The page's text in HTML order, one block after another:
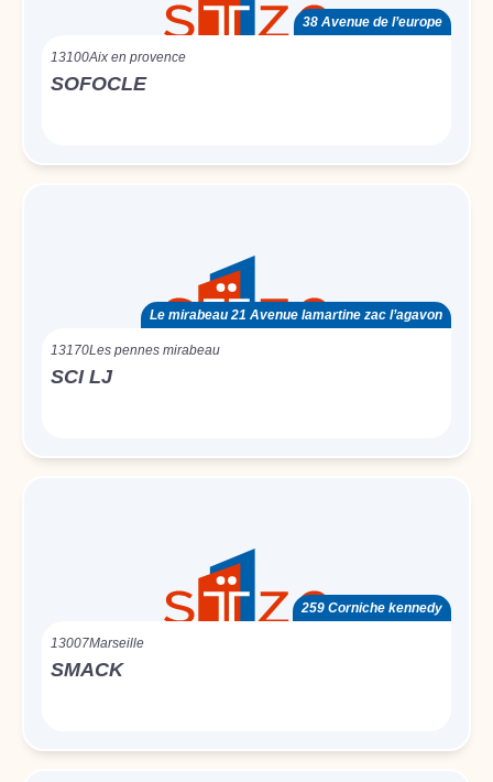
38 Avenue de l’europe
13100Aix en provence
SOFOCLE
Le mirabeau 21 Avenue lamartine zac l’agavon
13170Les pennes mirabeau
SCI LJ
259 Corniche kennedy
13007Marseille
SMACK